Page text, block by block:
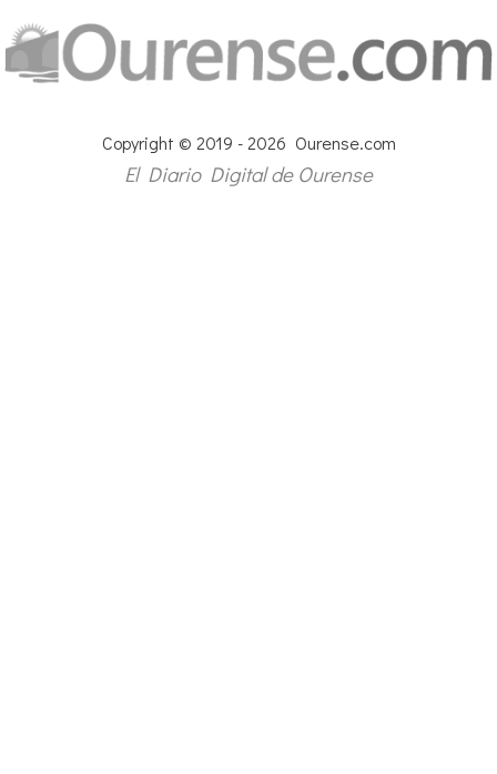
Copyright © 2019 - 2026 Ourense.com
El Diario Digital de Ourense